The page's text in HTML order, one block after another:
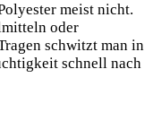
meist nicht.
oder
schwitzt man in
schnell nach